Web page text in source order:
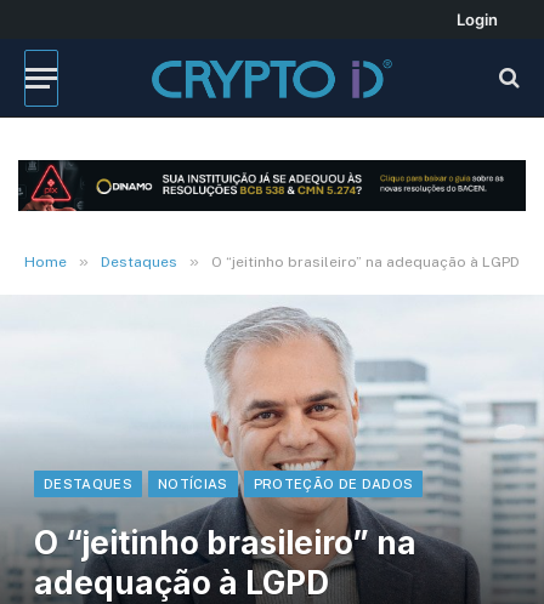
Login
Home » Destaques » O “jeitinho brasileiro” na adequação à LGPD
DESTAQUES NOTÍCIAS PROTEÇÃO DE DADOS
O “jeitinho brasileiro” na
adequação à LGPD